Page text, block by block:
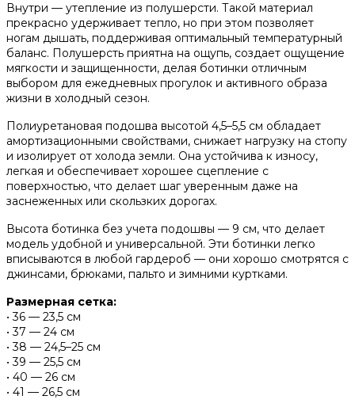
Внутри — утепление из полушерсти. Такой материал
прекрасно удерживает тепло, но при этом позволяет
ногам дышать, поддерживая оптимальный температурный
баланс. Полушерсть приятна на ощупь, создает ощущение
мягкости и защищенности, делая ботинки отличным
выбором для ежедневных прогулок и активного образа
жизни в холодный сезон.
Полиуретановая подошва высотой 4,5–5,5 см обладает
амортизационными свойствами, снижает нагрузку на стопу
и изолирует от холода земли. Она устойчива к износу,
легкая и обеспечивает хорошее сцепление с
поверхностью, что делает шаг уверенным даже на
заснеженных или скользких дорогах.
Высота ботинка без учета подошвы — 9 см, что делает
модель удобной и универсальной. Эти ботинки легко
вписываются в любой гардероб — они хорошо смотрятся с
джинсами, брюками, пальто и зимними куртками.
Размерная сетка:
• 36 — 23,5 см
• 37 — 24 см
• 38 — 24,5–25 см
• 39 — 25,5 см
• 40 — 26 см
• 41 — 26,5 см